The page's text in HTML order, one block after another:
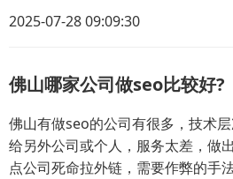
2025-07-28 09:09:30
佛山哪家公司做seo比较好?
佛山有做seo的公司有很多，技术
给另外公司或个人，服务太差，做
点公司死命拉外链，需要作弊的手